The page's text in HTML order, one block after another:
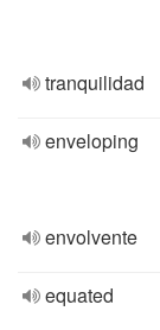
tranquilidad
enveloping
envolvente
equated